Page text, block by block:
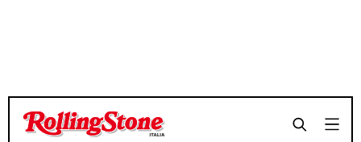
TEMPO DI LETTURA 4 MINUTI SHARE
TEMPO DI LETTURA 4 MINUTI SHARE